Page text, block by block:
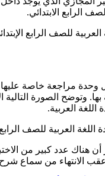
الرابع الابتدائي.
وحدة مراجعة خاصة
بها. وتوضح الصورة التالية
اللغة العربية.
أن هناك عدد كبير من
عقب الانتهاء من سماع